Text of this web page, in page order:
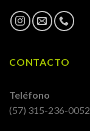
CONTACTO
Teléfono
(57) 315-236-0052